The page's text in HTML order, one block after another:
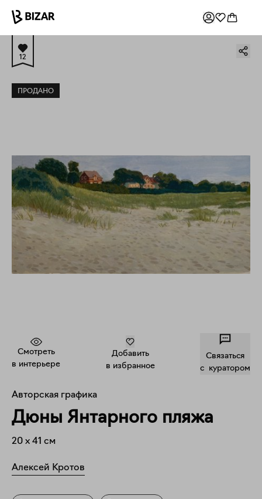
12
ПРОДАНО
Смотреть
в интерьере
Добавить
в избранное
Связаться
c куратором
Авторская графика
Дюны Янтарного пляжа
20 x 41 см
Алексей Кротов